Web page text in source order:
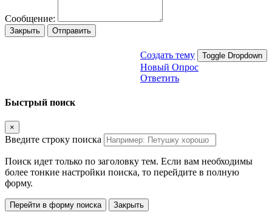
Сообщение:
Закрыть Отправить
Создать тему Toggle Dropdown
Новый Опрос
Ответить
Быстрый поиск
×
Введите строку поиска
Поиск идет только по заголовку тем. Если вам необходимы
более тонкие настройки поиска, то перейдите в полную
форму.
Перейти в форму поиска Закрыть